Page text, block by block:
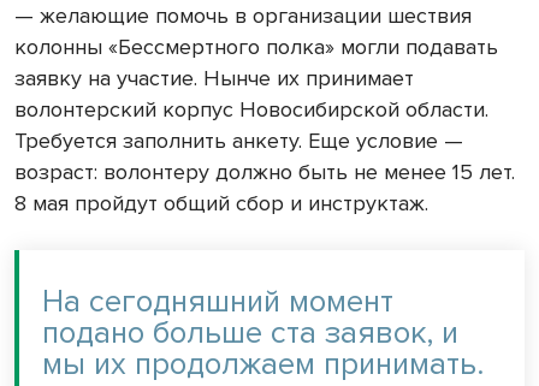
— желающие помочь в организации шествия
колонны «Бессмертного полка» могли подавать
заявку на участие. Нынче их принимает
волонтерский корпус Новосибирской области.
Требуется заполнить анкету. Еще условие —
возраст: волонтеру должно быть не менее 15 лет.
8 мая пройдут общий сбор и инструктаж.
На сегодняшний момент
подано больше ста заявок, и
мы их продолжаем принимать.